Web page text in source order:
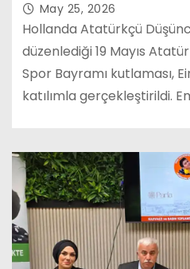
May 25, 2026
Hollanda Atatürkçü
düzenlediği 19 Mayıs
Spor Bayramı kutlaması,
katılımla gerçekleştirildi.